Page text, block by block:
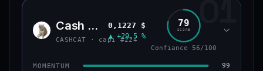
01
CASH Cash Cat
CASHCAT · capi #224
0,1227 $
▲ +29,5 %
79
SCORE
Confiance 56/100
MOMENTUM 99